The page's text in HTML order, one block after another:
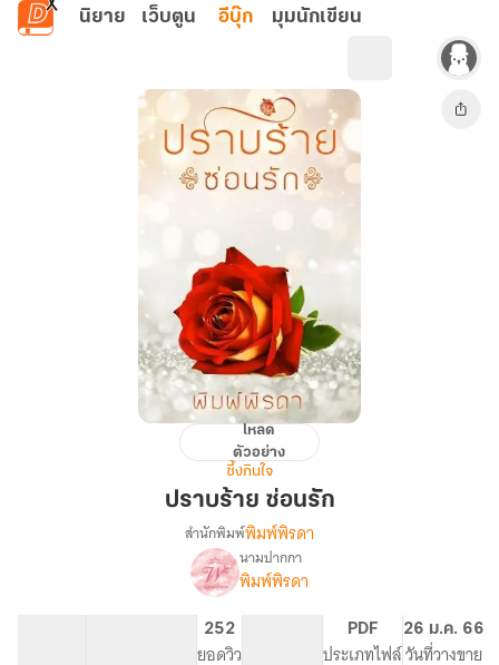
ข้ามไปยังเนื้อหาหลัก
นิยาย เว็บตูน อีบุ๊ก มุมนักเขียน
ปราบ
ซ่อน
โหลด
ตัวอย่าง
ซึ้งกินใจ
ปราบร้าย ซ่อนรัก
เรื่อง
ปราบ
สำนักพิมพ์พิมพ์พิรดา
นามปากกา
พิมพ์พิรดา
252
ยอดวิว
PDF
ประเภทไฟล์
26 ม.ค. 66
วันที่วางขาย